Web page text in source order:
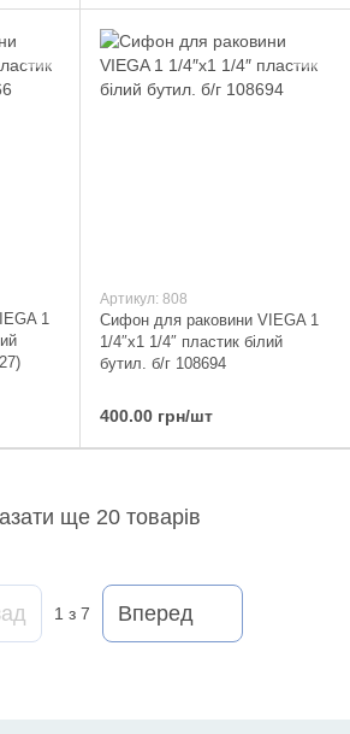
1
Артикул: 808
Сифон для раковини VIEGA 1
1/4″х1 1/4″ пластик білий
бутил. б/г 108694
400.00 грн/шт
ще 20 товарів
1 з 7 Вперед